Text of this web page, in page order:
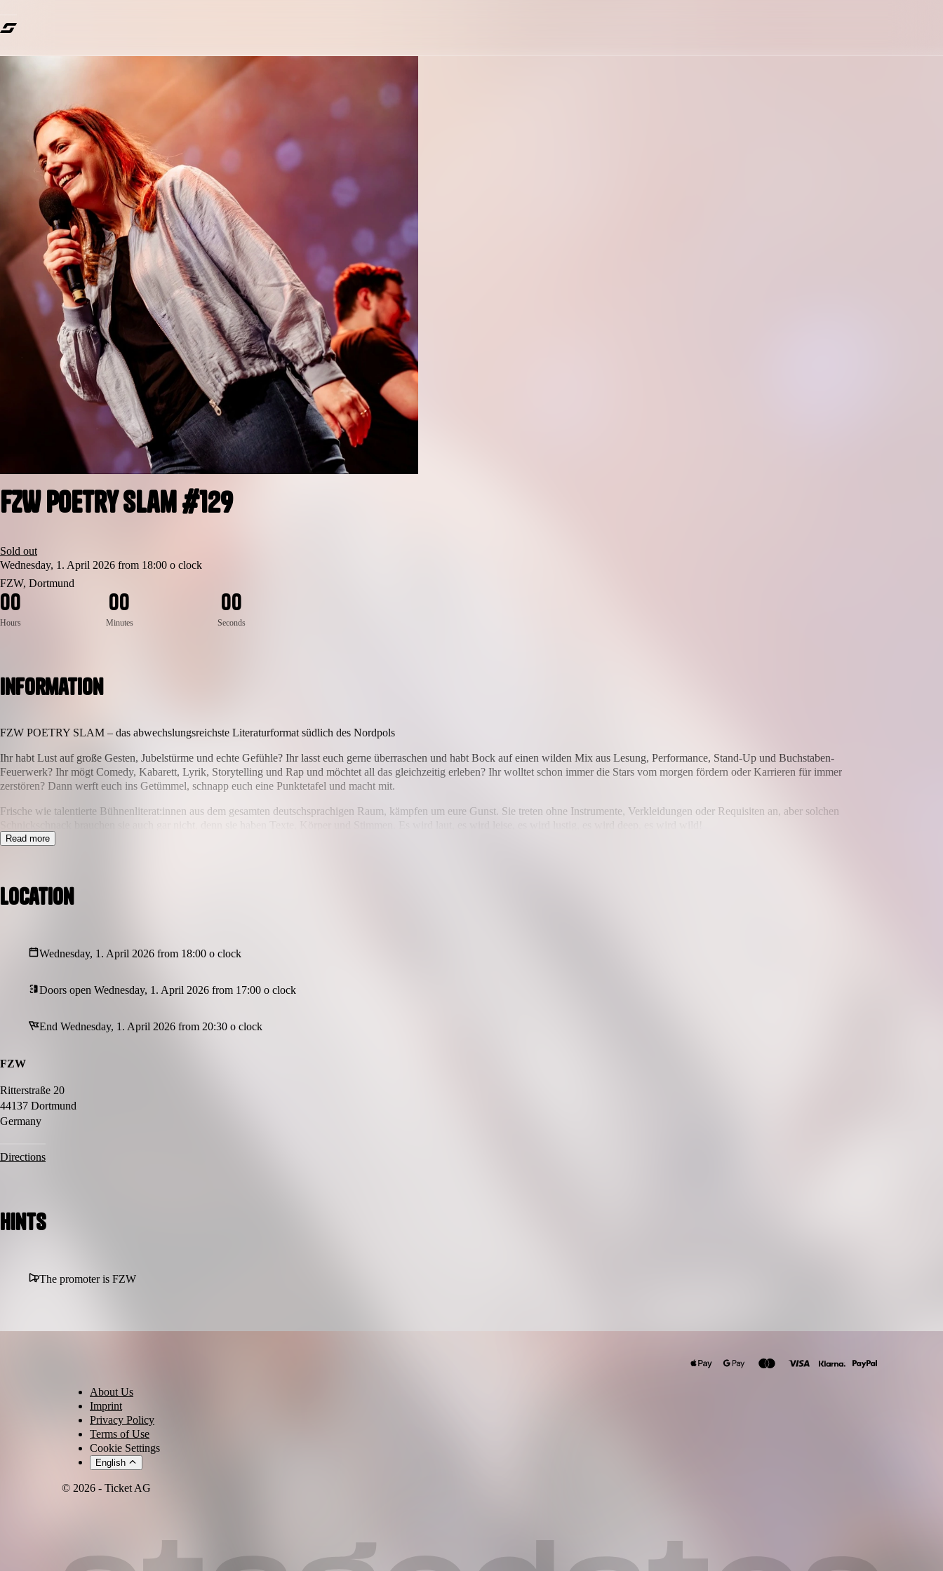
FZW Poetry Slam #129
Sold out
Wednesday, 1. April 2026 from 18:00 o clock
FZW, Dortmund
00
Hours
00
Minutes
00
Seconds
Information
FZW POETRY SLAM – das abwechslungsreichste Literaturformat südlich des Nordpols
Ihr habt Lust auf große Gesten, Jubelstürme und echte Gefühle? Ihr lasst euch gerne überraschen und habt Bock auf einen wilden Mix aus Lesung, Performance, Stand-Up und Buchstaben-
Feuerwerk? Ihr mögt Comedy, Kabarett, Lyrik, Storytelling und Rap und möchtet all das gleichzeitig erleben? Ihr wolltet schon immer die Stars vom morgen fördern oder Karrieren für immer
zerstören? Dann werft euch ins Getümmel, schnapp euch eine Punktetafel und macht mit.
Frische wie talentierte Bühnenliterat:innen aus dem gesamten deutschsprachigen Raum, kämpfen um eure Gunst. Sie treten ohne Instrumente, Verkleidungen oder Requisiten an, aber solchen
Veranstalter ist das Jugendamt Dortmund in Kooperation mit WoW Poetry Slam. Der Slam wird unterstützt von der GLS Bank.
Read more
Location
Wednesday, 1. April 2026 from 18:00 o clock
Doors open Wednesday, 1. April 2026 from 17:00 o clock
End Wednesday, 1. April 2026 from 20:30 o clock
FZW
Ritterstraße 20
44137 Dortmund
Germany
Directions
Hints
The promoter is FZW
© 2026 - Ticket AG
About Us
Imprint
Privacy Policy
Terms of Use
Cookie Settings
English